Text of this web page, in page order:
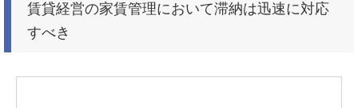
賃貸経営の家賃管理において滞納は迅速に対応
すべき